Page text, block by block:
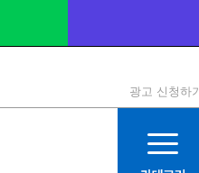
11등급
광고 신청하기